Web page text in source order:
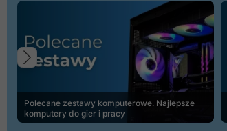
Polecane zestawy komputerowe. Najlepsze
komputery do gier i pracy
Poprzedni